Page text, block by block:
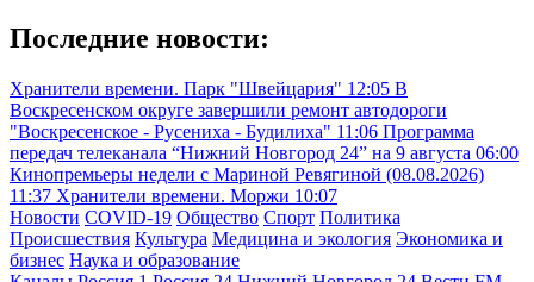
Последние новости:
Хранители времени. Парк "Швейцария" 12:05 В
Воскресенском округе завершили ремонт автодороги
"Воскресенское - Русениха - Будилиха" 11:06 Программа
передач телеканала “Нижний Новгород 24” на 9 августа 06:00
Кинопремьеры недели с Мариной Ревягиной (08.08.2026)
11:37 Хранители времени. Моржи 10:07
Новости COVID-19 Общество Спорт Политика
Происшествия Культура Медицина и экология Экономика и
бизнес Наука и образование